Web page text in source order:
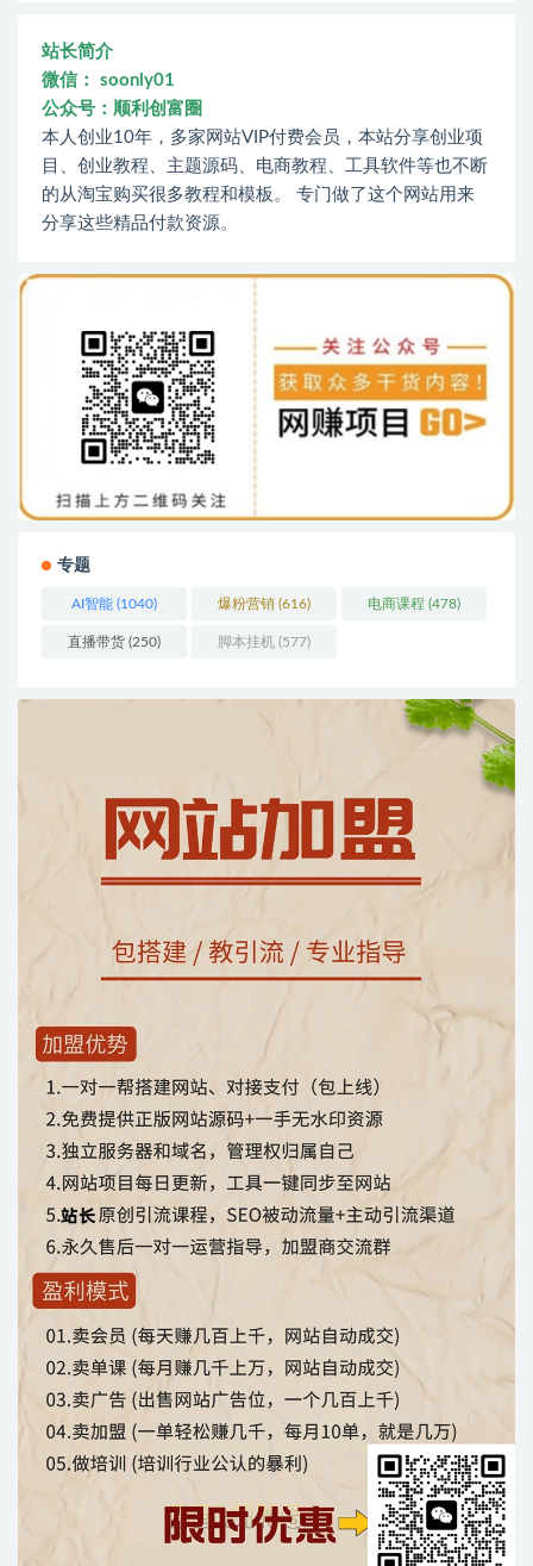
站长简介
微信： soonly01
公众号：顺利创富圈
本人创业10年，多家网站VIP付费会员，本站分享创业项
目、创业教程、主题源码、电商教程、工具软件等也不断
的从淘宝购买很多教程和模板。 专门做了这个网站用来
分享这些精品付款资源。
专题
AI智能 (1040) 爆粉营销 (616) 电商课程 (478)
直播带货 (250) 脚本挂机 (577)